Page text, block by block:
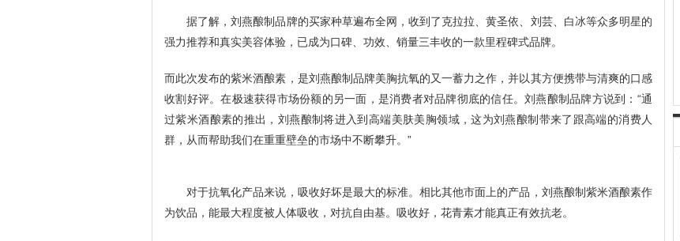
据了解，刘燕酿制品牌的买家种草遍布全网，收到了克拉拉、黄圣依、刘芸、白冰等众多明星的
强力推荐和真实美容体验，已成为口碑、功效、销量三丰收的一款里程碑式品牌。
而此次发布的紫米酒酿素，是刘燕酿制品牌美胸抗氧的又一蓄力之作，并以其方便携带与清爽的口感
收割好评。在极速获得市场份额的另一面，是消费者对品牌彻底的信任。刘燕酿制品牌方说到：“通
过紫米酒酿素的推出，刘燕酿制将进入到高端美肤美胸领域，这为刘燕酿制带来了跟高端的消费人
群，从而帮助我们在重重壁垒的市场中不断攀升。”
对于抗氧化产品来说，吸收好坏是最大的标准。相比其他市面上的产品，刘燕酿制紫米酒酿素作
为饮品，能最大程度被人体吸收，对抗自由基。吸收好，花青素才能真正有效抗老。